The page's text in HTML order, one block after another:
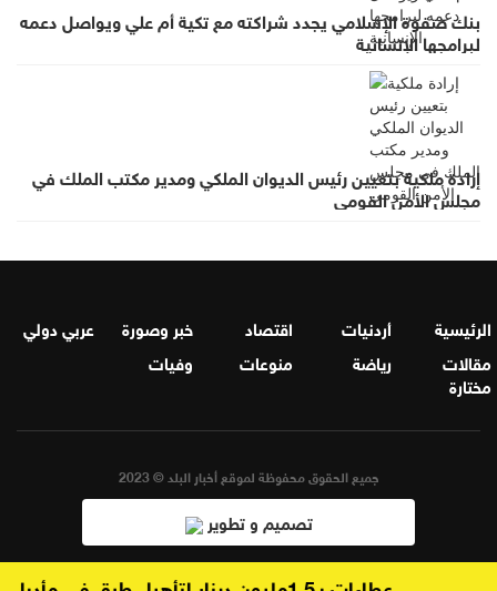
بنك صفوة الإسلامي يجدد شراكته مع تكية أم علي ويواصل دعمه
لبرامجها الإنسانية
إرادة ملكية بتعيين رئيس الديوان الملكي ومدير مكتب الملك في
مجلس الأمن القومي
الرئيسية أردنيات اقتصاد خبر وصورة
عربي دولي
مقالات
مختارة
رياضة منوعات وفيات
جميع الحقوق محفوظة لموقع أخبار البلد © 2023
تصميم و تطوير